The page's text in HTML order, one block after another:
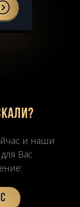
и наши
Вас